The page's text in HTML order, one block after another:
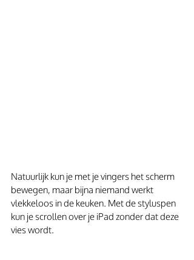
Natuurlijk kun je met je vingers het scherm
bewegen, maar bijna niemand werkt
vlekkeloos in de keuken. Met de styluspen
kun je scrollen over je iPad zonder dat deze
vies wordt.